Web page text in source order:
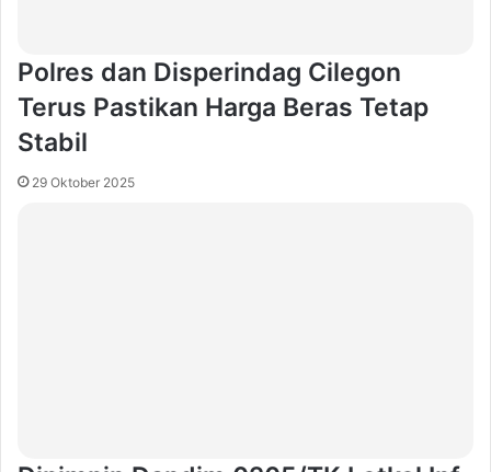
Polres dan Disperindag Cilegon
Terus Pastikan Harga Beras Tetap
Stabil
29 Oktober 2025